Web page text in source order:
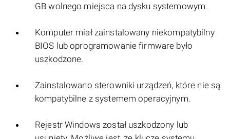
GB wolnego miejsca na dysku systemowym.
Komputer miał zainstalowany niekompatybilny
BIOS lub oprogramowanie firmware było
uszkodzone.
Zainstalowano sterowniki urządzeń, które nie są
kompatybilne z systemem operacyjnym.
Rejestr Windows został uszkodzony lub